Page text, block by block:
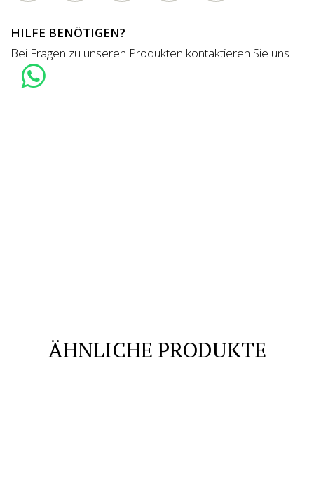
HILFE BENÖTIGEN?
Bei Fragen zu unseren Produkten kontaktieren Sie uns
ÄHNLICHE PRODUKTE